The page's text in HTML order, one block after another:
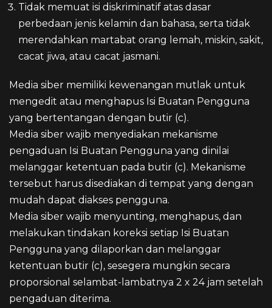
Tidak memuat isi diskriminatif atas dasar
perbedaan jenis kelamin dan bahasa, serta tidak
merendahkan martabat orang lemah, miskin, sakit,
cacat jiwa, atau cacat jasmani.
Media siber memiliki kewenangan mutlak untuk
mengedit atau menghapus Isi Buatan Pengguna
yang bertentangan dengan butir (c).
Media siber wajib menyediakan mekanisme
pengaduan Isi Buatan Pengguna yang dinilai
melanggar ketentuan pada butir (c). Mekanisme
tersebut harus disediakan di tempat yang dengan
mudah dapat diakses pengguna.
Media siber wajib menyunting, menghapus, dan
melakukan tindakan koreksi setiap Isi Buatan
Pengguna yang dilaporkan dan melanggar
ketentuan butir (c), sesegera mungkin secara
proporsional selambat-lambatnya 2 x 24 jam setelah
pengaduan diterima.